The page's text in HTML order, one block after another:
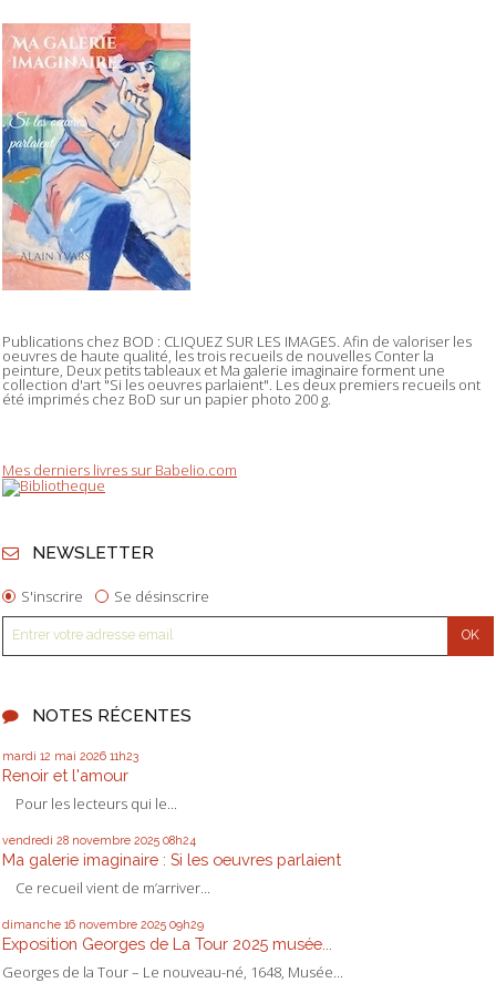
Publications chez BOD : CLIQUEZ SUR LES IMAGES. Afin de valoriser les
oeuvres de haute qualité, les trois recueils de nouvelles Conter la
peinture, Deux petits tableaux et Ma galerie imaginaire forment une
collection d'art "Si les oeuvres parlaient". Les deux premiers recueils ont
été imprimés chez BoD sur un papier photo 200 g.
Mes derniers livres sur Babelio.com
NEWSLETTER
S'inscrire Se désinscrire
NOTES RÉCENTES
mardi 12 mai 2026 11h23
Renoir et l'amour
Pour les lecteurs qui le...
vendredi 28 novembre 2025 08h24
Ma galerie imaginaire : Si les oeuvres parlaient
Ce recueil vient de m’arriver...
dimanche 16 novembre 2025 09h29
Exposition Georges de La Tour 2025 musée...
Georges de la Tour – Le nouveau-né, 1648, Musée...